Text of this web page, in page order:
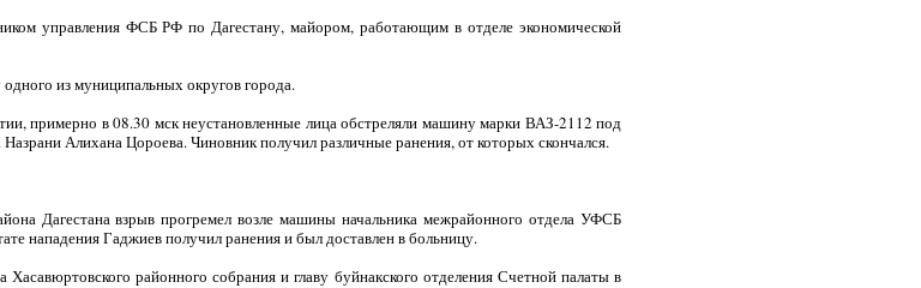
управления ФСБ РФ по Дагестану, майором, работающим в отделе экономической
одного из муниципальных округов города.
примерно в 08.30 мск неустановленные лица обстреляли машину марки ВАЗ-2112 под
Алихана Цороева. Чиновник получил различные ранения, от которых скончался.
Дагестана взрыв прогремел возле машины начальника межрайонного отдела УФСБ
нападения Гаджиев получил ранения и был доставлен в больницу.
районного собрания и главу буйнакского отделения Счетной палаты в